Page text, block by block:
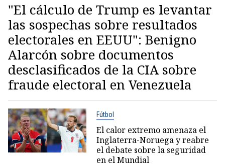
"El cálculo de Trump es levantar
las sospechas sobre resultados
electorales en EEUU": Benigno
Alarcón sobre documentos
desclasificados de la CIA sobre
fraude electoral en Venezuela
Fútbol
El calor extremo amenaza el
Inglaterra-Noruega y reabre
el debate sobre la seguridad
en el Mundial